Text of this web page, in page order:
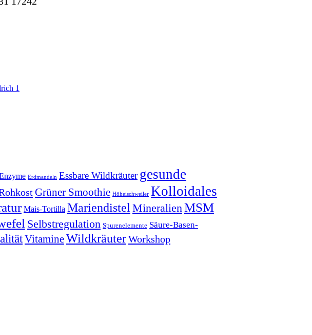
Erdmandeln Essbare Wildkräuter gesunde
Grüner Smoothie Höheischweiler Kolloidales
Mais-Tortilla Mariendistel MineralienMSM
Selbstregulation Spurenelemente Säure-Basen-
VitamineWildkräuterWorkshop